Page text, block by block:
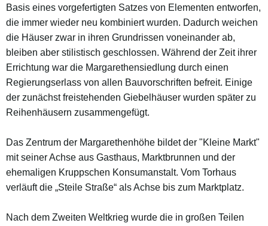
Basis eines vorgefertigten Satzes von Elementen entworfen,
die immer wieder neu kombiniert wurden. Dadurch weichen
die Häuser zwar in ihren Grundrissen voneinander ab,
bleiben aber stilistisch geschlossen. Während der Zeit ihrer
Errichtung war die Margarethensiedlung durch einen
Regierungserlass von allen Bauvorschriften befreit. Einige
der zunächst freistehenden Giebelhäuser wurden später zu
Reihenhäusern zusammengefügt.
Das Zentrum der Margarethenhöhe bildet der "Kleine Markt"
mit seiner Achse aus Gasthaus, Marktbrunnen und der
ehemaligen Kruppschen Konsumanstalt. Vom Torhaus
verläuft die „Steile Straße“ als Achse bis zum Marktplatz.
Nach dem Zweiten Weltkrieg wurde die in großen Teilen